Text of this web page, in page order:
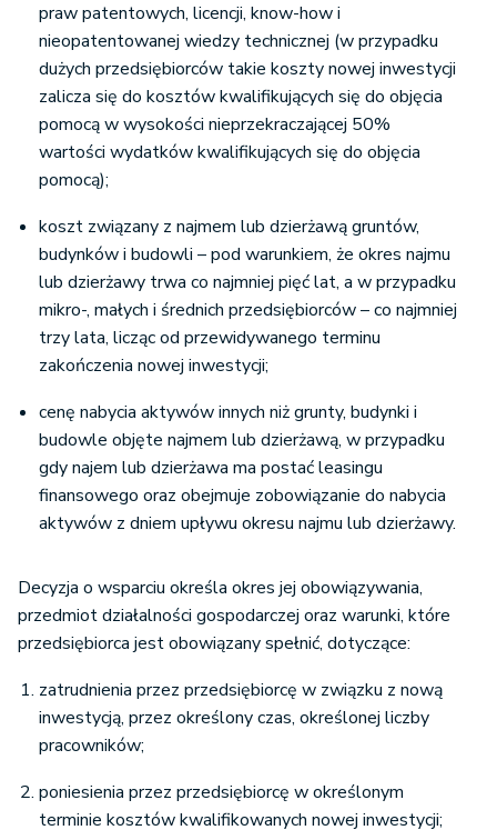
praw patentowych, licencji, know-how i
nieopatentowanej wiedzy technicznej (w przypadku
dużych przedsiębiorców takie koszty nowej inwestycji
zalicza się do kosztów kwalifikujących się do objęcia
pomocą w wysokości nieprzekraczającej 50%
wartości wydatków kwalifikujących się do objęcia
pomocą);
koszt związany z najmem lub dzierżawą gruntów,
budynków i budowli – pod warunkiem, że okres najmu
lub dzierżawy trwa co najmniej pięć lat, a w przypadku
mikro-, małych i średnich przedsiębiorców – co najmniej
trzy lata, licząc od przewidywanego terminu
zakończenia nowej inwestycji;
cenę nabycia aktywów innych niż grunty, budynki i
budowle objęte najmem lub dzierżawą, w przypadku
gdy najem lub dzierżawa ma postać leasingu
finansowego oraz obejmuje zobowiązanie do nabycia
aktywów z dniem upływu okresu najmu lub dzierżawy.
Decyzja o wsparciu określa okres jej obowiązywania,
przedmiot działalności gospodarczej oraz warunki, które
przedsiębiorca jest obowiązany spełnić, dotyczące:
zatrudnienia przez przedsiębiorcę w związku z nową
inwestycją, przez określony czas, określonej liczby
pracowników;
poniesienia przez przedsiębiorcę w określonym
terminie kosztów kwalifikowanych nowej inwestycji;